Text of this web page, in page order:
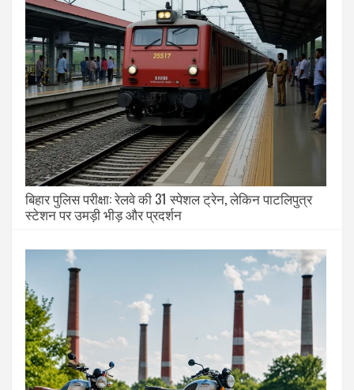
बिहार पुलिस परीक्षा: रेलवे की 31 स्पेशल ट्रेन, लेकिन पाटलिपुत्र
स्टेशन पर उमड़ी भीड़ और प्रदर्शन